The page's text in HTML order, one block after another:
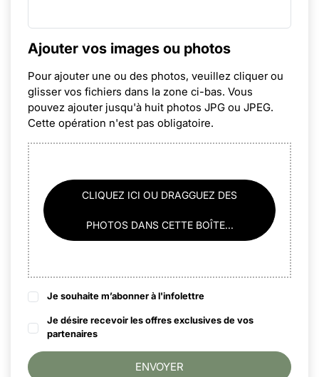
Ajouter vos images ou photos
Pour ajouter une ou des photos, veuillez cliquer ou
glisser vos fichiers dans la zone ci-bas. Vous
pouvez ajouter jusqu'à huit photos JPG ou JPEG.
Cette opération n'est pas obligatoire.
CLIQUEZ ICI OU DRAGGUEZ DES
PHOTOS DANS CETTE BOÎTE...
Je souhaite m’abonner à l'infolettre
Je désire recevoir les offres exclusives de vos
partenaires
ENVOYER